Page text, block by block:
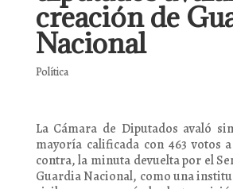
creación de
Nacional
Política
La Cámara de Diputados avaló
mayoría calificada con 463 votos
contra, la minuta devuelta por el
Guardia Nacional, como una